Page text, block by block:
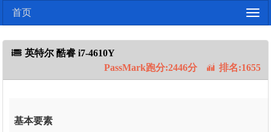
首页
英特尔 酷睿 i7-4610Y
PassMark跑分:2446分
排名:1655
基本要素